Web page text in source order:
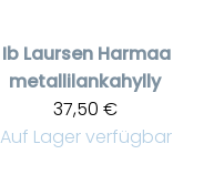
Ib Laursen Harmaa
metallilankahylly
37,50 €
Auf Lager verfügbar